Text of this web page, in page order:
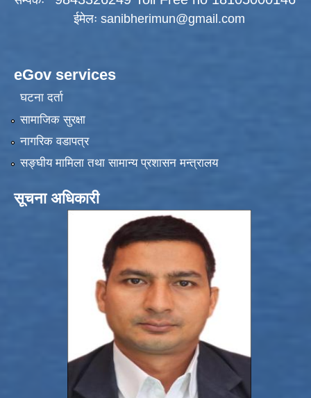
ईमेलः sanibherimun@gmail.com
eGov services
घटना दर्ता
सामाजिक सुरक्षा
नागरिक वडापत्र
सङ्‍घीय मामिला तथा सामान्य प्रशासन मन्त्रालय
सूचना अधिकारी